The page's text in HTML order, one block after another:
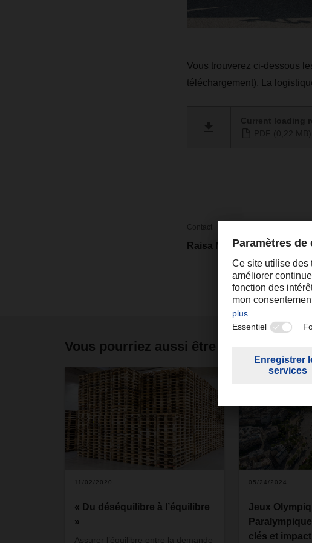
Vous trouverez ci-dessous
téléchargement). La
Contact
Raisa Mertens
Vous pourriez aussi être intéressé par
11/02/2020
« Du déséquilibre à l’équilibre
»
Assurer l’équilibre entre la demande
05/24/2024
Jeux
clés et